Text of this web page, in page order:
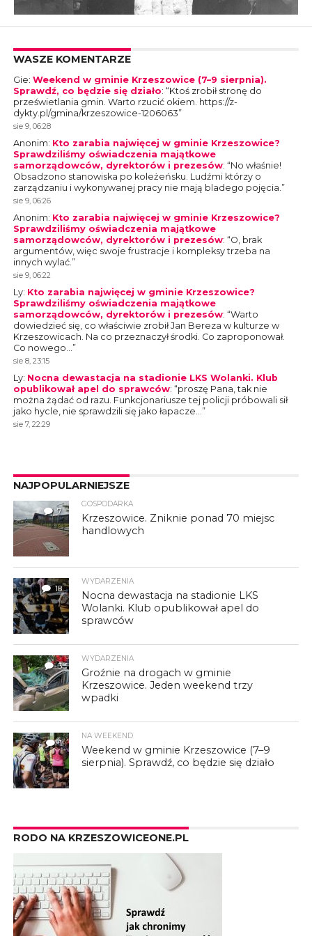
WASZE KOMENTARZE
Gie: Weekend w gminie Krzeszowice (7–9 sierpnia).
Sprawdź, co będzie się działo: “Ktoś zrobił stronę do
prześwietlania gmin. Warto rzucić okiem. https://z-
dykty.pl/gmina/krzeszowice-1206063”
sie 9, 06:28
Anonim: Kto zarabia najwięcej w gminie Krzeszowice?
Sprawdziliśmy oświadczenia majątkowe
samorządowców, dyrektorów i prezesów: “No właśnie!
Obsadzono stanowiska po koleżeńsku. Ludźmi którzy o
zarządzaniu i wykonywanej pracy nie mają bladego pojęcia. ”
sie 9, 06:26
Anonim: Kto zarabia najwięcej w gminie Krzeszowice?
Sprawdziliśmy oświadczenia majątkowe
samorządowców, dyrektorów i prezesów: “O, brak
argumentów, więc swoje frustracje i kompleksy trzeba na
innych wylać. ”
sie 9, 06:22
Ly: Kto zarabia najwięcej w gminie Krzeszowice?
Sprawdziliśmy oświadczenia majątkowe
samorządowców, dyrektorów i prezesów: “Warto
dowiedzieć się, co właściwie zrobił Jan Bereza w kulturze w
Krzeszowicach. Na co przeznaczył środki. Co zaproponował.
Co nowego… ”
sie 8, 23:15
Ly: Nocna dewastacja na stadionie LKS Wolanki. Klub
opublikował apel do sprawców: “proszę Pana, tak nie
można żądać od razu. Funkcjonariusze tej policji próbowali sił
jako hycle, nie sprawdzili się jako łapacze… ”
sie 7, 22:29
NAJPOPULARNIEJSZE
7
GOSPODARKA
Krzeszowice. Zniknie ponad 70 miejsc
handlowych
18
WYDARZENIA
Nocna dewastacja na stadionie LKS
Wolanki. Klub opublikował apel do
sprawców
3
WYDARZENIA
Groźnie na drogach w gminie
Krzeszowice. Jeden weekend trzy
wpadki
1
NA WEEKEND
Weekend w gminie Krzeszowice (7–9
sierpnia). Sprawdź, co będzie się działo
RODO NA KRZESZOWICEONE.PL